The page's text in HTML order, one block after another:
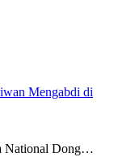
Mengabdi di
National Dong…